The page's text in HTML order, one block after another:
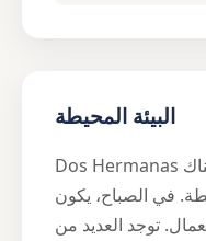
البيئة المحيطة
Dos Hermanas هي حي حيوي في مالاغا. هناك
في الصباح، يكون
توجد العديد من